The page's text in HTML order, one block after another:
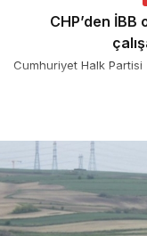
CHP’den
Cumhuriyet Halk Partisi